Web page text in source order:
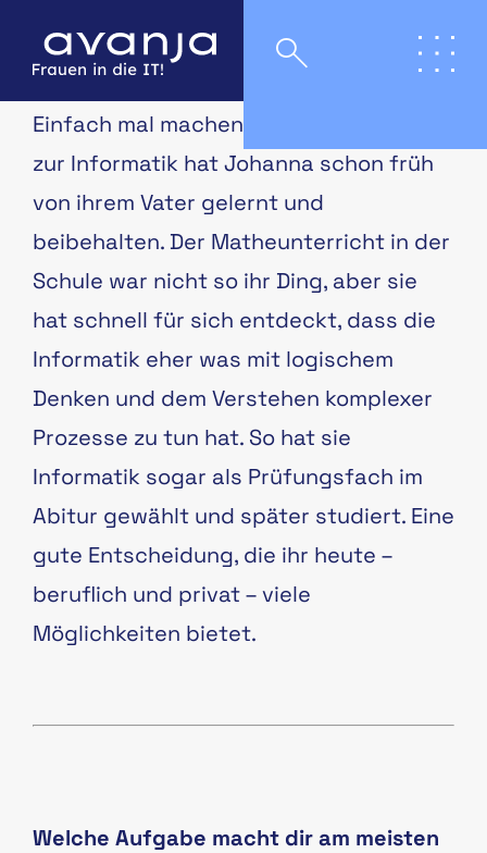
Einfach mal machen: Diese Einstellung
zur Informatik hat Johanna schon früh
von ihrem Vater gelernt und
beibehalten. Der Matheunterricht in der
Schule war nicht so ihr Ding, aber sie
hat schnell für sich entdeckt, dass die
Informatik eher was mit logischem
Denken und dem Verstehen komplexer
Prozesse zu tun hat. So hat sie
Informatik sogar als Prüfungsfach im
Abitur gewählt und später studiert. Eine
gute Entscheidung, die ihr heute –
beruflich und privat – viele
Möglichkeiten bietet.
Welche Aufgabe macht dir am meisten